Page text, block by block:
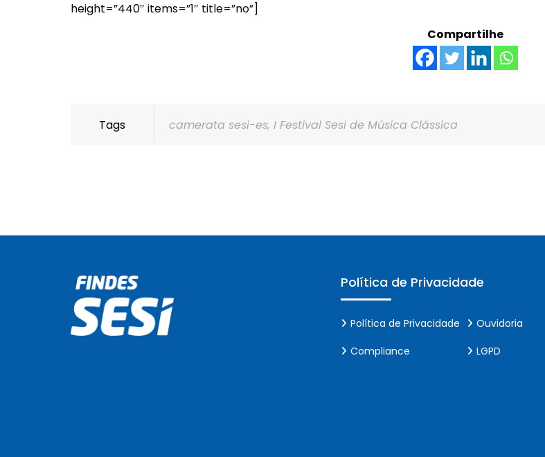
height=”440″ items=”1″ title=”no”]
Compartilhe
Tags camerata sesi-es, I Festival Sesi de Música Clássica
Política de Privacidade
Política de Privacidade
Ouvidoria
Compliance
LGPD